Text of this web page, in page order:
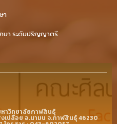
า
ษา ระดับปริญญาตรี
าวิทยาลัยกาฬสินธุ์
เปลือย อ.นามน จ.กาฬสินธุ์ 46230